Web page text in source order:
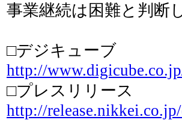
事業継続は困難と判断
□デジキューブ
http://
□プレスリリース
http://